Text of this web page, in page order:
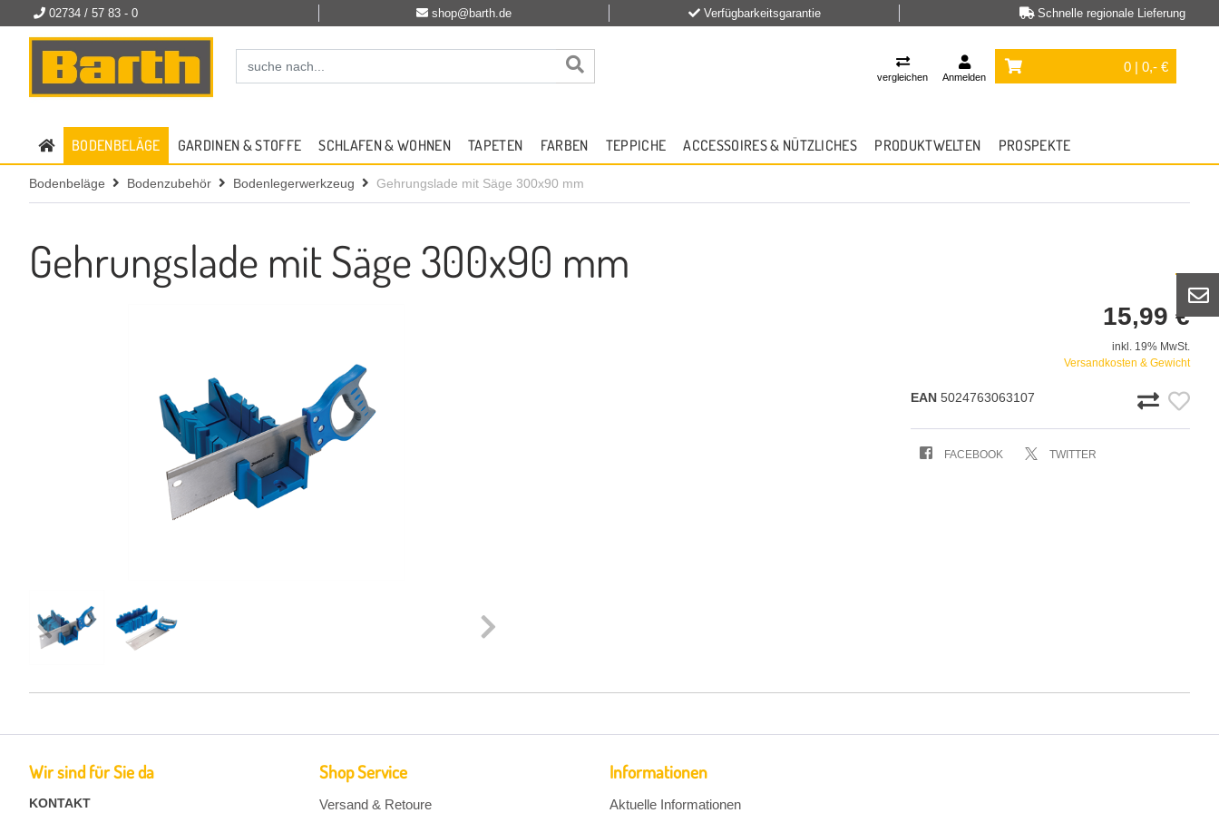
02734 / 57 83 - 0 shop@barth.de Verfügbarkeitsgarantie Schnelle regionale Lieferung
vergleichen Anmelden
0 | 0,- €
BODENBELÄGE GARDINEN & STOFFE SCHLAFEN & WOHNEN TAPETEN FARBEN TEPPICHE ACCESSOIRES & NÜTZLICHES PRODUKTWELTEN PROSPEKTE
Bodenbeläge Bodenzubehör Bodenlegerwerkzeug Gehrungslade mit Säge 300x90 mm
Gehrungslade mit Säge 300x90 mm
15,99 €
inkl. 19% MwSt.
Versandkosten & Gewicht
EAN 5024763063107
FACEBOOK TWITTER
Wir sind für Sie da
KONTAKT
Shop Service
Versand & Retoure
Informationen
Aktuelle Informationen